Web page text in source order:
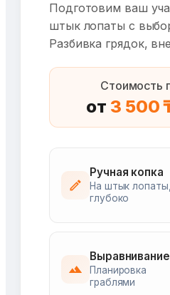
Подготовим ваш
штык лопаты с
Разбивка грядок,
Стоимость
от 3 500
Ручная копка
На штык лопаты,
глубоко
Выравнивание
Планировка
граблями